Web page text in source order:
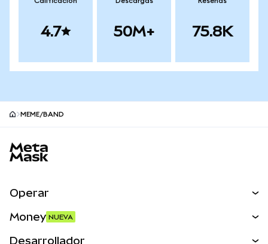
4.7 50M+ 75.8K
MEME/BAND
Operar
Money NUEVA
Desarrollador